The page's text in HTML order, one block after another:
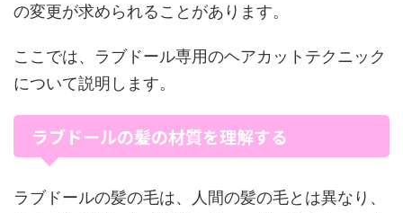
の変更が求められることがあります。
ここでは、ラブドール専用のヘアカットテクニック
について説明します。
ラブドールの髪の材質を理解する
ラブドールの髪の毛は、人間の髪の毛とは異なり、